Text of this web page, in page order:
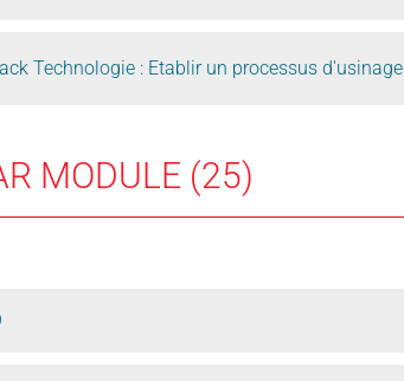
Technologie : Etablir un processus d'usinage
MODULE (25)